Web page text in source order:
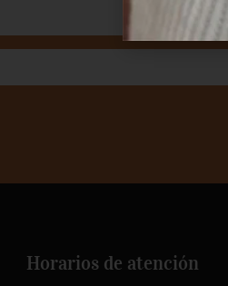
Horarios de atención